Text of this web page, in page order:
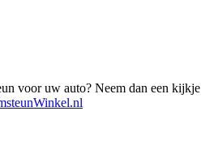
voor uw auto? Neem dan een kijkje